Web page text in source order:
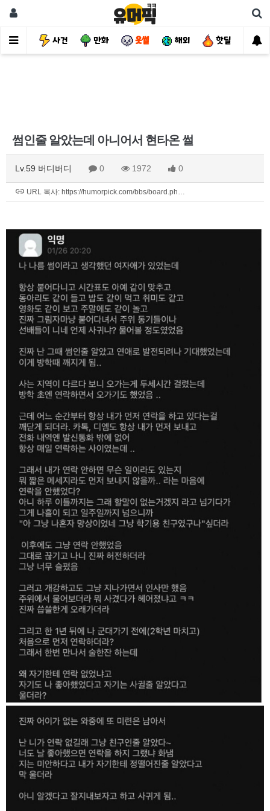
유머 사건 만화 웃썰 해외 핫딜 자
썸인줄 알았는데 아니어서 현타온 썰
Lv.59 버디버디 0 1972 0
URL 복사: https://humorpick.com/bbs/board.ph…